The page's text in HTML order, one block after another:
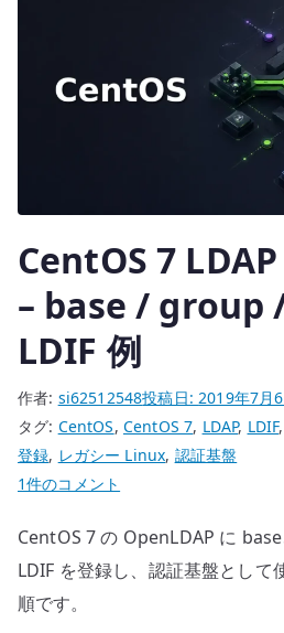
CentOS 7
– base / group
LDIF 例
作者: si62512548投稿日:2019年7月
タグ: CentOS, CentOS 7, LDAP, LDIF,
登録, レガシー Linux, 認証基盤
CentOS
LDAP
デ
ー
1件のコメント
CentOS 7 の OpenLDAP に
LDIF を登録し、認証基盤として
順です。